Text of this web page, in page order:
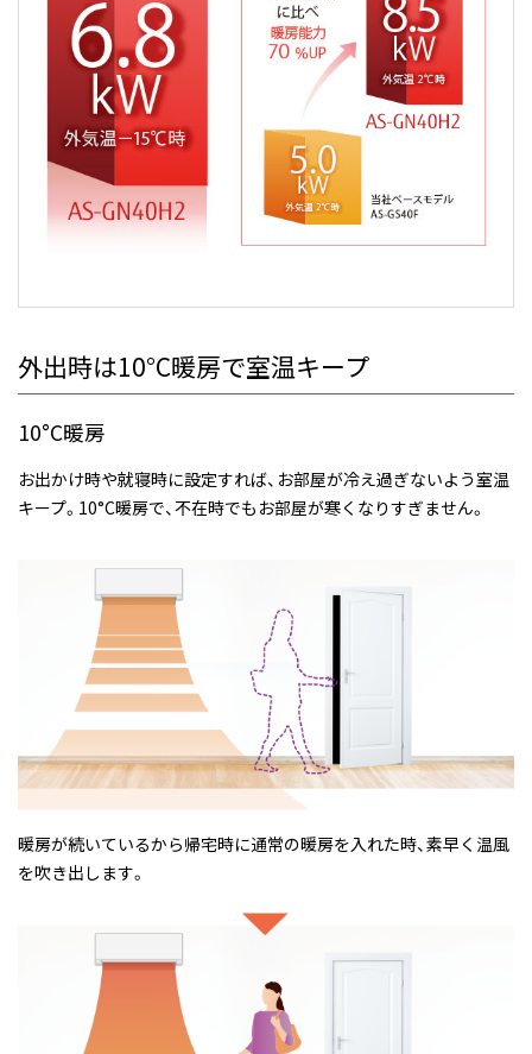
外出時は10°C暖房で室温キープ
10°C暖房
お出かけ時や就寝時に設定すれば、お部屋が冷え過ぎないよう室温
キープ。10°C暖房で、不在時でもお部屋が寒くなりすぎません。
暖房が続いているから帰宅時に通常の暖房を入れた時、素早く温風
を吹き出します。